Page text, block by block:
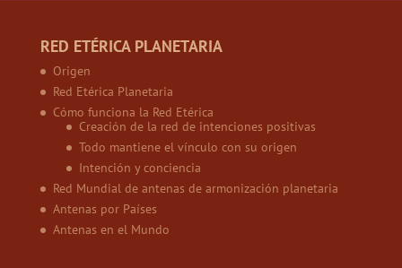
RED ETÉRICA PLANETARIA
Origen
Red Etérica Planetaria
Cómo funciona la Red Etérica
Creación de la red de intenciones positivas
Todo mantiene el vínculo con su origen
Intención y conciencia
Red Mundial de antenas de armonización planetaria
Antenas por Países
Antenas en el Mundo